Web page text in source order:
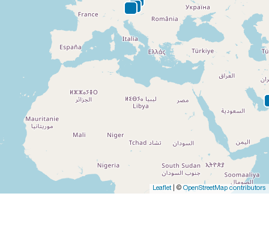
Leaflet| © OpenStreetMap contributors